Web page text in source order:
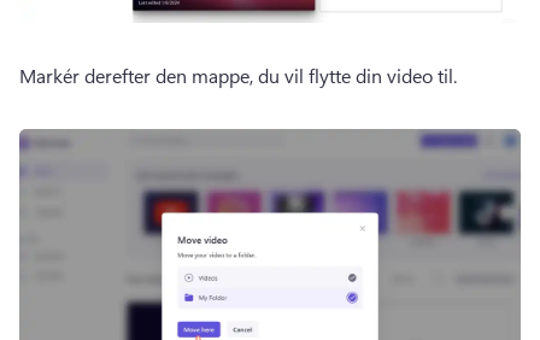
Markér derefter den mappe, du vil flytte din video til.